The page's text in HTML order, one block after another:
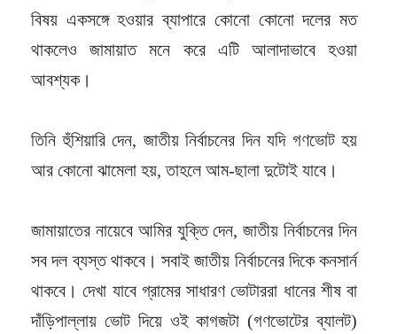
বিষয় একসঙ্গে হওয়ার ব্যাপারে কোনো কোনো দলের মত
থাকলেও জামায়াত মনে করে এটি আলাদাভাবে হওয়া
আবশ্যক।
তিনি হুঁশিয়ারি দেন, জাতীয় নির্বাচনের দিন যদি গণভোট হয়
আর কোনো ঝামেলা হয়, তাহলে আম-ছালা দুটোই যাবে।
জামায়াতের নায়েবে আমির যুক্তি দেন, জাতীয় নির্বাচনের দিন
সব দল ব্যস্ত থাকবে। সবাই জাতীয় নির্বাচনের দিকে কনসার্ন
থাকবে। দেখা যাবে গ্রামের সাধারণ ভোটাররা ধানের শীষ বা
দাঁড়িপাল্লায় ভোট দিয়ে ওই কাগজটা (গণভোটের ব্যালট)